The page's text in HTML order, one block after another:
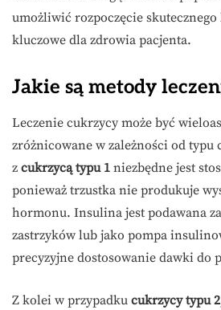
umożliwić rozpoczęcie skutecznego
kluczowe dla zdrowia pacjenta.
Jakie są metody
Leczenie cukrzycy może być
zróżnicowane w zależności od typu
z cukrzycą typu 1 niezbędne jest
ponieważ trzustka nie produkuje
hormonu. Insulina jest podawana
zastrzyków lub jako pompa
precyzyjne dostosowanie dawki do
Z kolei w przypadku cukrzycy typu 2